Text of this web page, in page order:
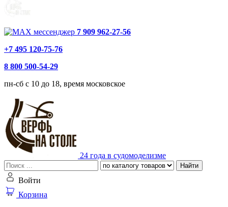
7 909 962-27-56
+7 495 120-75-76
8 800 500-54-29
пн-сб с 10 до 18, время московское
24 года в судомоделизме
Найти
Войти
Корзина